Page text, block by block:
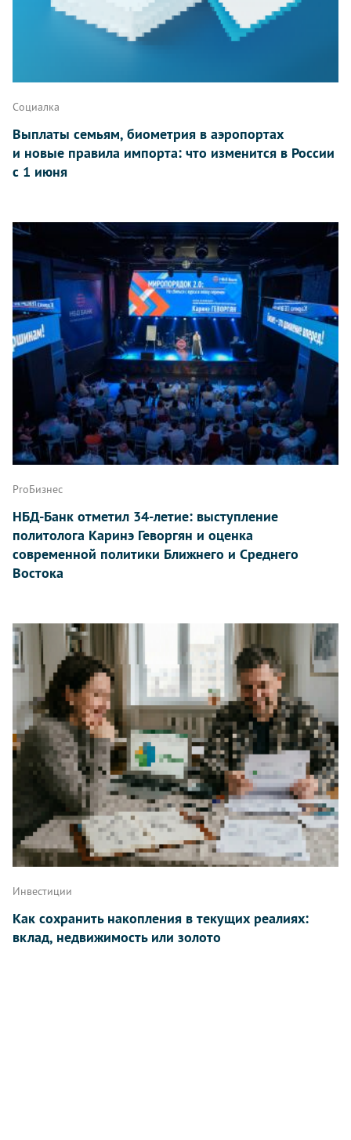
Социалка
Выплаты семьям, биометрия в аэропортах
и новые правила импорта: что изменится в России
с 1 июня
ProБизнес
НБД-Банк отметил 34-летие: выступление
политолога Каринэ Геворгян и оценка
современной политики Ближнего и Среднего
Востока
Инвестиции
Как сохранить накопления в текущих реалиях:
вклад, недвижимость или золото